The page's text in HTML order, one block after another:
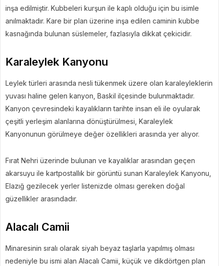
inşa edilmiştir. Kubbeleri kurşun ile kaplı olduğu için bu isimle
anılmaktadır. Kare bir plan üzerine inşa edilen caminin kubbe
kasnağında bulunan süslemeler, fazlasıyla dikkat çekicidir.
Karaleylek Kanyonu
Leylek türleri arasında nesli tükenmek üzere olan karaleyleklerin
yuvası haline gelen kanyon, Baskil ilçesinde bulunmaktadır.
Kanyon çevresindeki kayalıkların tarihte insan eli ile oyularak
çeşitli yerleşim alanlarına dönüştürülmesi, Karaleylek
Kanyonunun görülmeye değer özellikleri arasında yer alıyor.
Fırat Nehri üzerinde bulunan ve kayalıklar arasından geçen
akarsuyu ile kartpostallık bir görüntü sunan Karaleylek Kanyonu,
Elazığ gezilecek yerler listenizde olması gereken doğal
güzellikler arasındadır.
Alacalı Camii
Minaresinin sıralı olarak siyah beyaz taşlarla yapılmış olması
nedeniyle bu ismi alan Alacalı Camii, küçük ve dikdörtgen plan